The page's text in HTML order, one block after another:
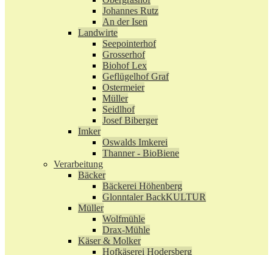
Johannes Rutz
An der Isen
Landwirte
Seepointerhof
Grosserhof
Biohof Lex
Geflügelhof Graf
Ostermeier
Müller
Seidlhof
Josef Biberger
Imker
Oswalds Imkerei
Thanner - BioBiene
Verarbeitung
Bäcker
Bäckerei Höhenberg
Glonntaler BackKULTUR
Müller
Wolfmühle
Drax-Mühle
Käser & Molker
Hofkäserei Hodersberg